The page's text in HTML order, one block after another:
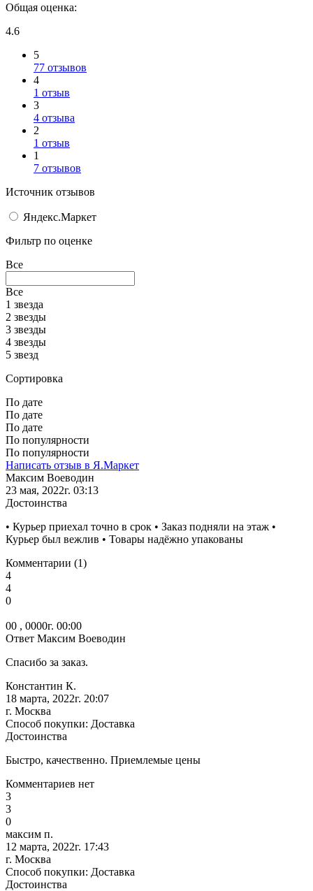
Общая оценка:
4.6
5
77 отзывов
4
1 отзыв
3
4 отзыва
2
1 отзыв
1
7 отзывов
Источник отзывов
Яндекс.Маркет
Фильтр по оценке
Все
Все
1 звезда
2 звезды
3 звезды
4 звезды
5 звезд
Сортировка
По дате
По дате
По дате
По популярности
По популярности
Написать отзыв в Я.Маркет
Максим Воеводин
23 мая, 2022г. 03:13
Достоинства
• Курьер приехал точно в срок • Заказ подняли на этаж •
Курьер был вежлив • Товары надёжно упакованы
Комментарии (1)
4
4
0
00 , 0000г. 00:00
Ответ Максим Воеводин
Спасибо за заказ.
Константин К.
18 марта, 2022г. 20:07
г. Москва
Способ покупки: Доставка
Достоинства
Быстро, качественно. Приемлемые цены
Комментариев нет
3
3
0
максим п.
12 марта, 2022г. 17:43
г. Москва
Способ покупки: Доставка
Достоинства